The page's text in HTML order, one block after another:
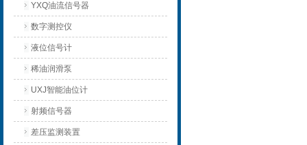
YXQ油流信号器
数字测控仪
液位信号计
稀油润滑泵
UXJ智能油位计
射频信号器
差压监测装置